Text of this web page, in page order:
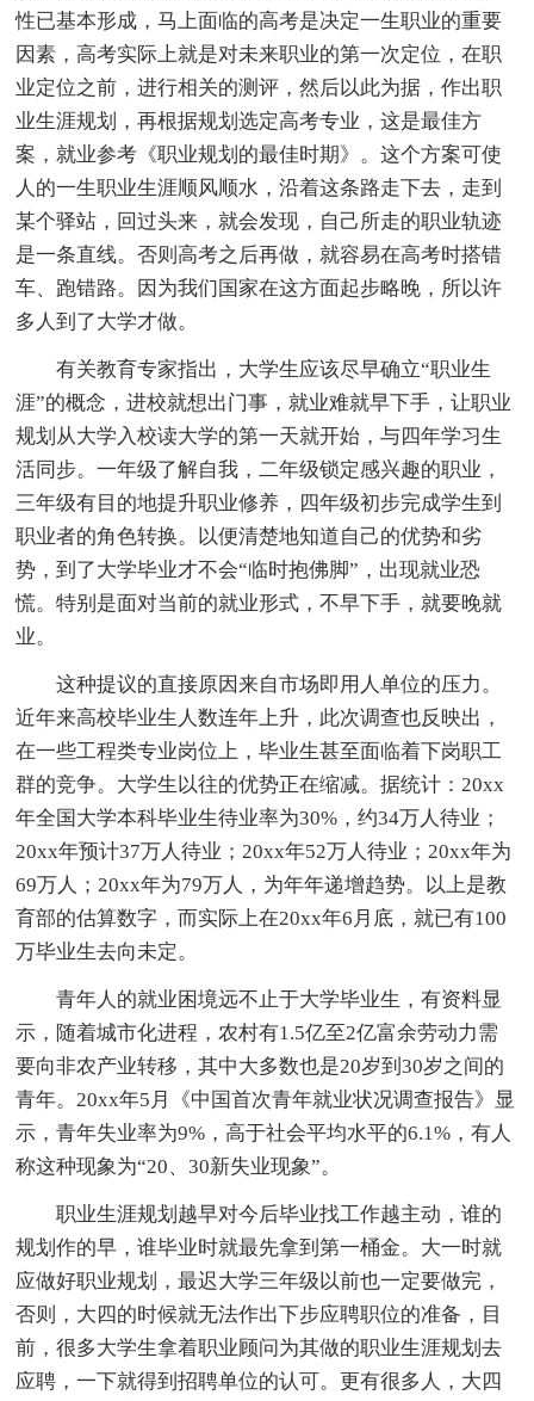
性已基本形成，马上面临的高考是决定一生职业的重要
因素，高考实际上就是对未来职业的第一次定位，在职
业定位之前，进行相关的测评，然后以此为据，作出职
业生涯规划，再根据规划选定高考专业，这是最佳方
案，就业参考《职业规划的最佳时期》。这个方案可使
人的一生职业生涯顺风顺水，沿着这条路走下去，走到
某个驿站，回过头来，就会发现，自己所走的职业轨迹
是一条直线。否则高考之后再做，就容易在高考时搭错
车、跑错路。因为我们国家在这方面起步略晚，所以许
多人到了大学才做。
有关教育专家指出，大学生应该尽早确立“职业生
涯”的概念，进校就想出门事，就业难就早下手，让职业
规划从大学入校读大学的第一天就开始，与四年学习生
活同步。一年级了解自我，二年级锁定感兴趣的职业，
三年级有目的地提升职业修养，四年级初步完成学生到
职业者的角色转换。以便清楚地知道自己的优势和劣
势，到了大学毕业才不会“临时抱佛脚”，出现就业恐
慌。特别是面对当前的就业形式，不早下手，就要晚就
业。
这种提议的直接原因来自市场即用人单位的压力。
近年来高校毕业生人数连年上升，此次调查也反映出，
在一些工程类专业岗位上，毕业生甚至面临着下岗职工
群的竞争。大学生以往的优势正在缩减。据统计：20xx
年全国大学本科毕业生待业率为30%，约34万人待业；
20xx年预计37万人待业；20xx年52万人待业；20xx年为
69万人；20xx年为79万人，为年年递增趋势。以上是教
育部的估算数字，而实际上在20xx年6月底，就已有100
万毕业生去向未定。
青年人的就业困境远不止于大学毕业生，有资料显
示，随着城市化进程，农村有1.5亿至2亿富余劳动力需
要向非农产业转移，其中大多数也是20岁到30岁之间的
青年。20xx年5月《中国首次青年就业状况调查报告》显
示，青年失业率为9%，高于社会平均水平的6.1%，有人
称这种现象为“20、30新失业现象”。
职业生涯规划越早对今后毕业找工作越主动，谁的
规划作的早，谁毕业时就最先拿到第一桶金。大一时就
应做好职业规划，最迟大学三年级以前也一定要做完，
否则，大四的时候就无法作出下步应聘职位的准备，目
前，很多大学生拿着职业顾问为其做的职业生涯规划去
应聘，一下就得到招聘单位的认可。更有很多人，大四